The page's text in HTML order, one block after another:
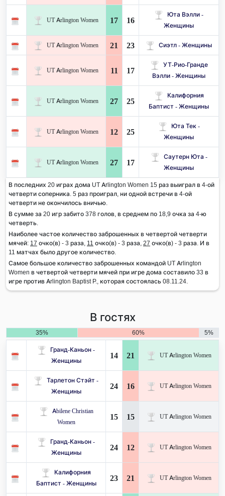
UT Arlington Women 17 16
Юта Вэлли -
Женщины
UT Arlington Women 21 23 Сиэтл - Женщины
UT Arlington Women 11 17
УТ-Рио-Гранде
Вэлли - Женщины
UT Arlington Women 27 25
Калифорния
Баптист - Женщины
UT Arlington Women 12 25
Юта Тек -
Женщины
UT Arlington Women 27 17
Саутерн Юта -
Женщины
В последних 20 играх дома UT Arlington Women 15 раз выиграл в 4-ой
четверти соперника. 5 раз проиграл, ни одной встречи в 4-ой
четверти не окончилось вничью.
В сумме за 20 игр забито 378 голов, в среднем по 18,9 очка за 4-ю
четверть.
Наиболее частое количество заброшенных в четвертой четверти
мячей: 17 очко(в) - 3 раза, 11 очко(в) - 3 раза, 27 очко(в) - 3 раза. И в
11 матчах было другое количество.
Самое большое количество заброшенных командой UT Arlington
Women в четвертой четверти мячей при игре дома составило 33 в
игре против Arlington Baptist P., которая состоялась 08.11.24.
В гостях
35% 60% 5%
Гранд-Каньон -
Женщины
14 21 UT Arlington Women
Тарлетон Стэйт -
Женщины
24 16 UT Arlington Women
Abilene Christian
Women
15 15 UT Arlington Women
Гранд-Каньон -
Женщины
24 12 UT Arlington Women
Калифорния
Баптист - Женщины
23 21 UT Arlington Women